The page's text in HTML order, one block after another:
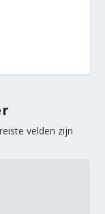
velden zijn